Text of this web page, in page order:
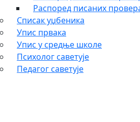
Распоред писаних
Списак уџбеника
Упис првака
Упис у средње школе
Психолог саветује
Педагог саветује